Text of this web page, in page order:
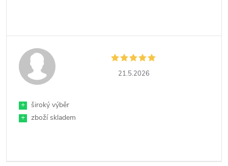
21.5.2026
+
široký výběr
+
zboží skladem